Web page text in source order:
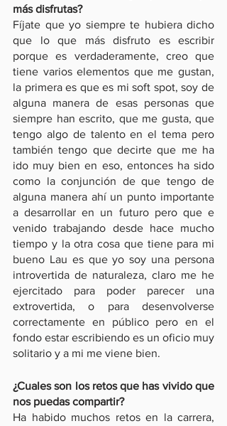
más disfrutas?
Fíjate que yo siempre te hubiera dicho
que lo que más disfruto es escribir
porque es verdaderamente, creo que
tiene varios elementos que me gustan,
la primera es que es mi soft spot, soy de
alguna manera de esas personas que
siempre han escrito, que me gusta, que
tengo algo de talento en el tema pero
también tengo que decirte que me ha
ido muy bien en eso, entonces ha sido
como la conjunción de que tengo de
alguna manera ahí un punto importante
a desarrollar en un futuro pero que e
venido trabajando desde hace mucho
tiempo y la otra cosa que tiene para mi
bueno Lau es que yo soy una persona
introvertida de naturaleza, claro me he
ejercitado para poder parecer una
extrovertida, o para desenvolverse
correctamente en público pero en el
fondo estar escribiendo es un oficio muy
solitario y a mi me viene bien.
¿Cuales son los retos que has vivido que
nos puedas compartir?
Ha habido muchos retos en la carrera,